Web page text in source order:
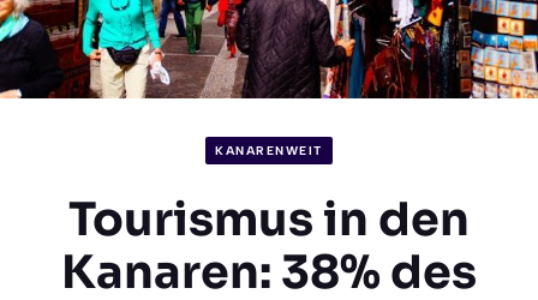
KANARENWEIT
Tourismus in den
Kanaren: 38% des